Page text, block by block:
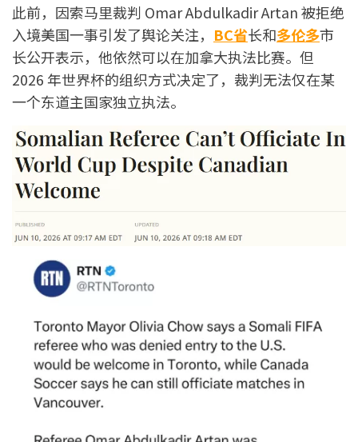
此前，因索马里裁判 Omar Abdulkadir Artan 被拒绝
入境美国一事引发了舆论关注， BC省长和多伦多市
长公开表示，他依然可以在加拿大执法比赛。但
2026 年世界杯的组织方式决定了，裁判无法仅在某
一个东道主国家独立执法。